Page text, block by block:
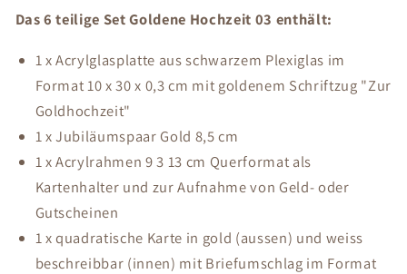
Das 6 teilige Set Goldene Hochzeit 03 enthält:
1 x Acrylglasplatte aus schwarzem Plexiglas im
Format 10 x 30 x 0,3 cm mit goldenem Schriftzug "Zur
Goldhochzeit"
1 x Jubiläumspaar Gold 8,5 cm
1 x Acrylrahmen 9 3 13 cm Querformat als
Kartenhalter und zur Aufnahme von Geld- oder
Gutscheinen
1 x quadratische Karte in gold (aussen) und weiss
beschreibbar (innen) mit Briefumschlag im Format